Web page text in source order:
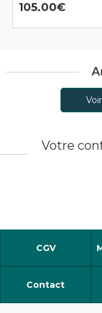
105.00
Votre
CGV
Contact